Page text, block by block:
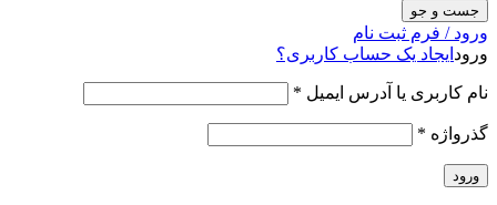
جست و جو
ورود / فرم ثبت نام
ورود ایجاد یک حساب کاربری؟
نام کاربری یا آدرس ایمیل *
گذرواژه *
ورود